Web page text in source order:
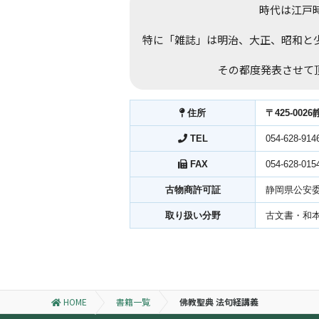
時代は江戸
特に「雑誌」は明治、大正、昭和
その都度発表させて
住所 〒425-0026
TEL 054-628-
FAX 054-628-
古物商許可証 静岡県公安
取り扱い分野 古文書・
HOME 書籍一覧 佛教聖典 法句経講義